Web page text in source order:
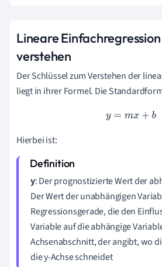
Lineare
verstehen
Der Schlüssel zum Verstehen der
liegt in ihrer Formel. Die
y=mx+ b
Hierbei ist:
y: Der prognostizierte Wert der
Der Wert der unabhängigen
Regressionsgerade, die den
Variable auf die abhängige
Achsenabschnitt, der angibt, wo
die y-Achse schneidet